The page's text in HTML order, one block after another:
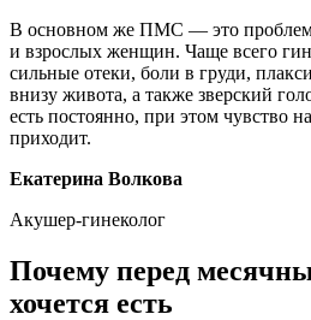
В основном же ПМС — это
и взрослых женщин. Чаще всего
сильные отеки, боли в груди,
внизу живота, а также зверский
есть постоянно, при этом чувство
приходит.
Екатерина Волкова
Акушер-гинеколог
Почему перед
хочется есть